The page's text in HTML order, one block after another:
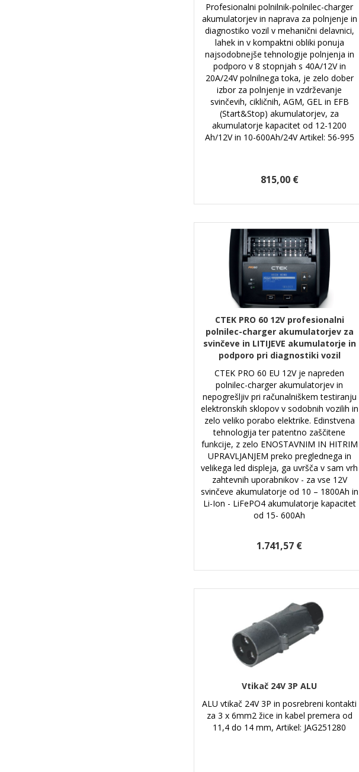
Profesionalni polnilnik-polnilec-charger
akumulatorjev in naprava za polnjenje in
diagnostiko vozil v mehanični delavnici,
lahek in v kompaktni obliki ponuja
najsodobnejše tehnologije polnjenja in
podporo v 8 stopnjah s 40A/12V in
20A/24V polnilnega toka, je zelo dober
izbor za polnjenje in vzdrževanje
svinčevih, cikličnih, AGM, GEL in EFB
(Start&Stop) akumulatorjev, za
akumulatorje kapacitet od 12-1200
Ah/12V in 10-600Ah/24V Artikel: 56-995
815,00 €
CTEK PRO 60 12V profesionalni
polnilec-charger akumulatorjev za
svinčeve in LITIJEVE akumulatorje in
podporo pri diagnostiki vozil
CTEK PRO 60 EU 12V je napreden
polnilec-charger akumulatorjev in
nepogrešljiv pri računalniškem testiranju
elektronskih sklopov v sodobnih vozilih in
zelo veliko porabo elektrike. Edinstvena
tehnologija ter patentno zaščitene
funkcije, z zelo ENOSTAVNIM IN HITRIM
UPRAVLJANJEM preko preglednega in
velikega led displeja, ga uvršča v sam vrh
zahtevnih uporabnikov - za vse 12V
svinčeve akumulatorje od 10 – 1800Ah in
Li-Ion - LiFePO4 akumulatorje kapacitet
od 15- 600Ah
1.741,57 €
Vtikač 24V 3P ALU
ALU vtikač 24V 3P in posrebreni kontakti
za 3 x 6mm2 žice in kabel premera od
11,4 do 14 mm, Artikel: JAG251280